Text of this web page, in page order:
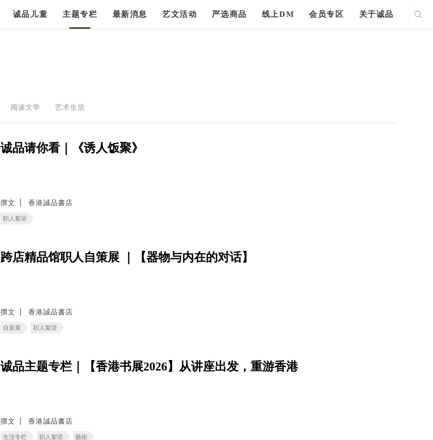
诚品儿童 主题专栏 最新消息 艺文活动 严选商品 线上DM 会员专区 关于诚品
阅读文学 艺术生活
诚品请你看｜《诱人饭聚》
撰文 香港誠品書店
职人絮语
跨店精品馆职人自策展 ｜【器物与内在的对话】
撰文 香港誠品書店
自策展 职人絮语
诚品主题专栏｜【香港书展2026】从讲座出发，重游香港
撰文 香港誠品書店
生活专栏 职人絮语 藝術